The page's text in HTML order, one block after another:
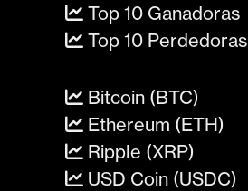
Top 10 Ganadoras
Top 10 Perdedoras
Bitcoin (BTC)
Ethereum (ETH)
Ripple (XRP)
USD Coin (USDC)